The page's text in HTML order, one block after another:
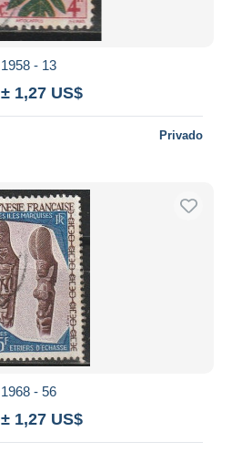
1958 - 13
± 1,27 US$
Privado
1968 - 56
± 1,27 US$